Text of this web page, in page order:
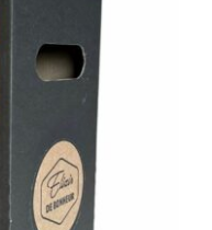
/